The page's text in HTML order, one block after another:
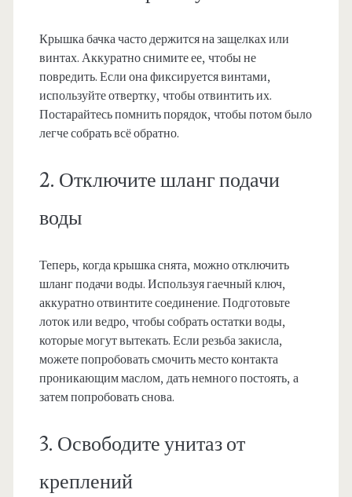
Крышка бачка часто держится на защелках или
винтах. Аккуратно снимите ее, чтобы не
повредить. Если она фиксируется винтами,
используйте отвертку, чтобы отвинтить их.
Постарайтесь помнить порядок, чтобы потом было
легче собрать всё обратно.
2. Отключите шланг подачи
воды
Теперь, когда крышка снята, можно отключить
шланг подачи воды. Используя гаечный ключ,
аккуратно отвинтите соединение. Подготовьте
лоток или ведро, чтобы собрать остатки воды,
которые могут вытекать. Если резьба закисла,
можете попробовать смочить место контакта
проникающим маслом, дать немного постоять, а
затем попробовать снова.
3. Освободите унитаз от
креплений